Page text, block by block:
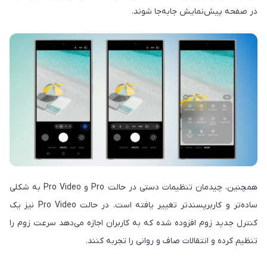
در صفحه پیش‌نمایش جابه‌جا شوند.
همچنین، چیدمان تنظیمات دستی در حالت Pro و Pro Video به شکلی
ساده‌تر و کاربرپسندتر تغییر یافته است. در حالت Pro Video نیز یک
کنترل جدید زوم افزوده شده که به کاربران اجازه می‌دهد سرعت زوم را
تنظیم کرده و انتقالات صاف و روانی را تجربه کنند.